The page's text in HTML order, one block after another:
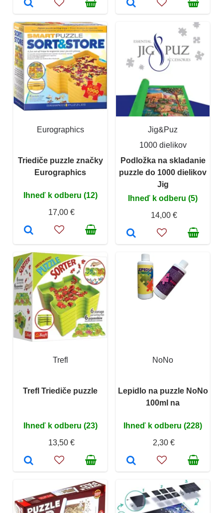
Eurographics
Triediče puzzle značky
Eurographics
Ihneď k odberu (12)
17,00 €
Jig&Puz
1000 dielikov
Podložka na skladanie
puzzle do 1000 dielikov
Jig
Ihneď k odberu (5)
14,00 €
Trefl
Trefl Triediče puzzle
Ihneď k odberu (23)
13,50 €
NoNo
Lepidlo na puzzle NoNo
100ml na
Ihneď k odberu (228)
2,30 €